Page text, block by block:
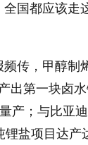
国都应该走
传，甲醇制
出第一块卤
产；与比亚
锂盐项目达产